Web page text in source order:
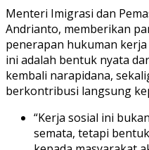
Menteri Imigrasi dan
Andrianto, memberikan
penerapan hukuman
ini adalah bentuk nyata
kembali narapidana,
berkontribusi langsung
“Kerja sosial ini
semata, tetapi